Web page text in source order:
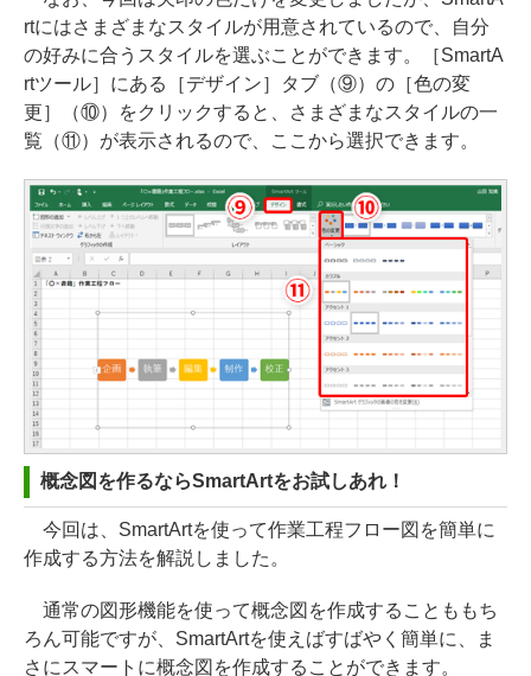
rtにはさまざまなスタイルが用意されているので、自分
の好みに合うスタイルを選ぶことができます。［SmartA
rtツール］にある［デザイン］タブ（⑨）の［色の変
更］（⑩）をクリックすると、さまざまなスタイルの一
覧（⑪）が表示されるので、ここから選択できます。
概念図を作るならSmartArtをお試しあれ！
今回は、SmartArtを使って作業工程フロー図を簡単に
作成する方法を解説しました。
通常の図形機能を使って概念図を作成することももち
ろん可能ですが、SmartArtを使えばすばやく簡単に、ま
さにスマートに概念図を作成することができます。